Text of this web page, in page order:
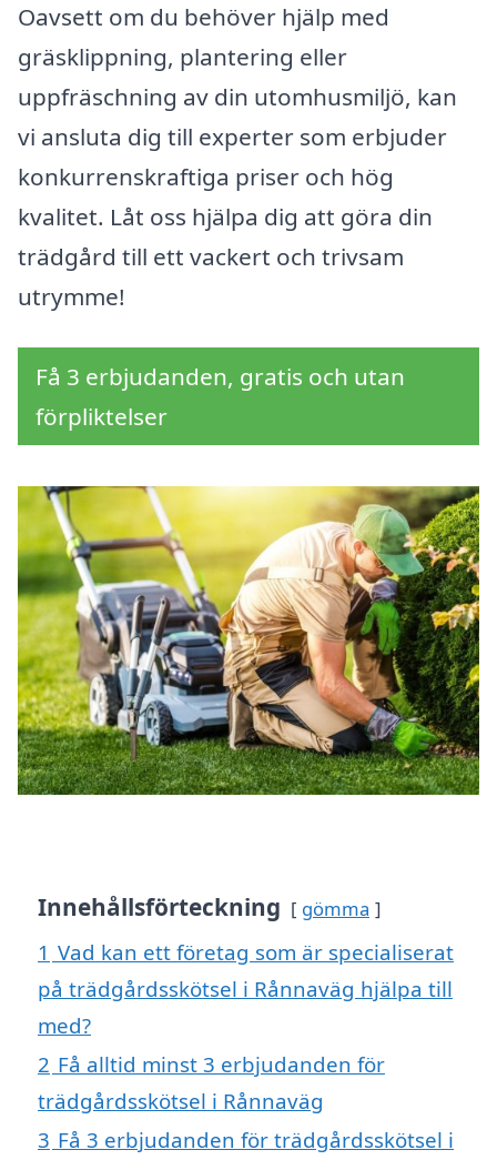
Oavsett om du behöver hjälp med
gräsklippning, plantering eller
uppfräschning av din utomhusmiljö, kan
vi ansluta dig till experter som erbjuder
konkurrenskraftiga priser och hög
kvalitet. Låt oss hjälpa dig att göra din
trädgård till ett vackert och trivsam
utrymme!
Få 3 erbjudanden, gratis och utan
förpliktelser
Innehållsförteckning gömma
1 Vad kan ett företag som är specialiserat
på trädgårdsskötsel i Rånnaväg hjälpa till
med?
2 Få alltid minst 3 erbjudanden för
trädgårdsskötsel i Rånnaväg
3 Få 3 erbjudanden för trädgårdsskötsel i